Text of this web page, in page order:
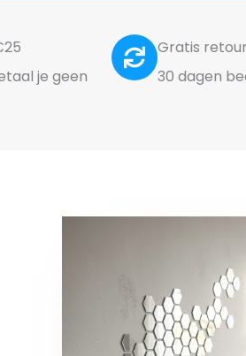
je geen
Gratis
30 dagen